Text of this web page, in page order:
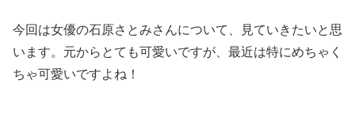
今回は女優の石原さとみさんについて、見ていきたいと思
います。元からとても可愛いですが、最近は特にめちゃく
ちゃ可愛いですよね！